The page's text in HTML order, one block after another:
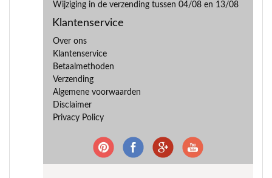
Wijziging in de verzending tussen 04/08 en 13/08
Klantenservice
Over ons
Klantenservice
Betaalmethoden
Verzending
Algemene voorwaarden
Disclaimer
Privacy Policy